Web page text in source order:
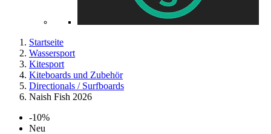
Startseite
Wassersport
Kitesport
Kiteboards und Zubehör
Directionals / Surfboards
Naish Fish 2026
-10%
Neu